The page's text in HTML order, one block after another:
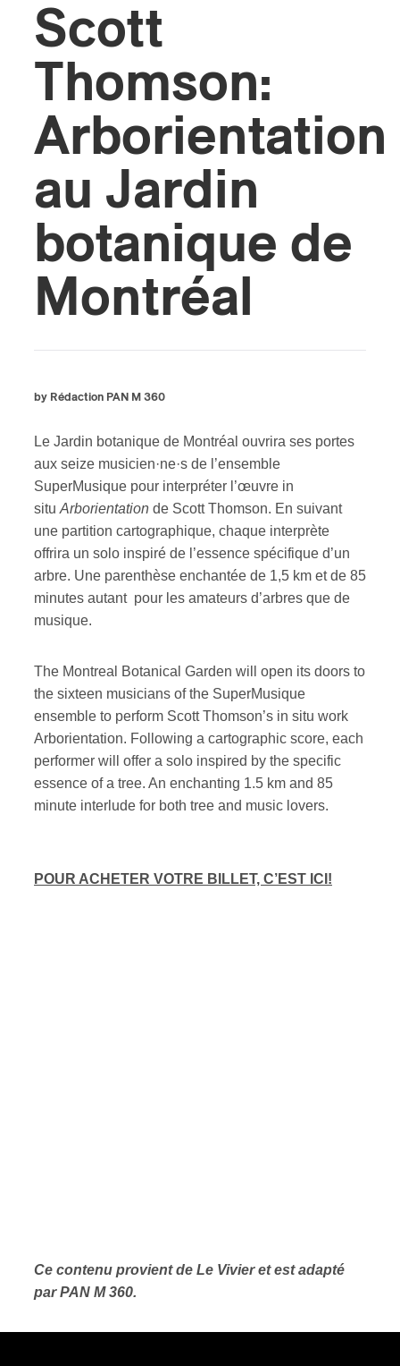
Scott
Thomson:
Arborientation
au Jardin
botanique de
Montréal
by Rédaction PAN M 360
Le Jardin botanique de Montréal ouvrira ses portes
aux seize musicien·ne·s de l’ensemble
SuperMusique pour interpréter l’œuvre in
situ Arborientation de Scott Thomson. En suivant
une partition cartographique, chaque interprète
offrira un solo inspiré de l’essence spécifique d’un
arbre. Une parenthèse enchantée de 1,5 km et de 85
minutes autant pour les amateurs d’arbres que de
musique.
The Montreal Botanical Garden will open its doors to
the sixteen musicians of the SuperMusique
ensemble to perform Scott Thomson’s in situ work
Arborientation. Following a cartographic score, each
performer will offer a solo inspired by the specific
essence of a tree. An enchanting 1.5 km and 85
minute interlude for both tree and music lovers.
POUR ACHETER VOTRE BILLET, C’EST ICI!
Ce contenu provient de Le Vivier et est adapté
par PAN M 360.